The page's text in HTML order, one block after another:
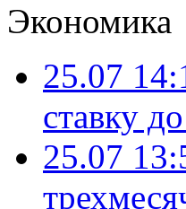
Экономика
25.07
ставку
25.07